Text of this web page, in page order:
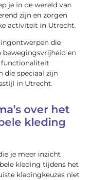
je in de wereld van
zijn en zorgen
activiteit in Utrecht.
die
bewegingsvrijheid en
functionaliteit
die speciaal zijn
in Utrecht.
over het
kleding
je meer inzicht
kleding tijdens het
kledingkeuzes niet